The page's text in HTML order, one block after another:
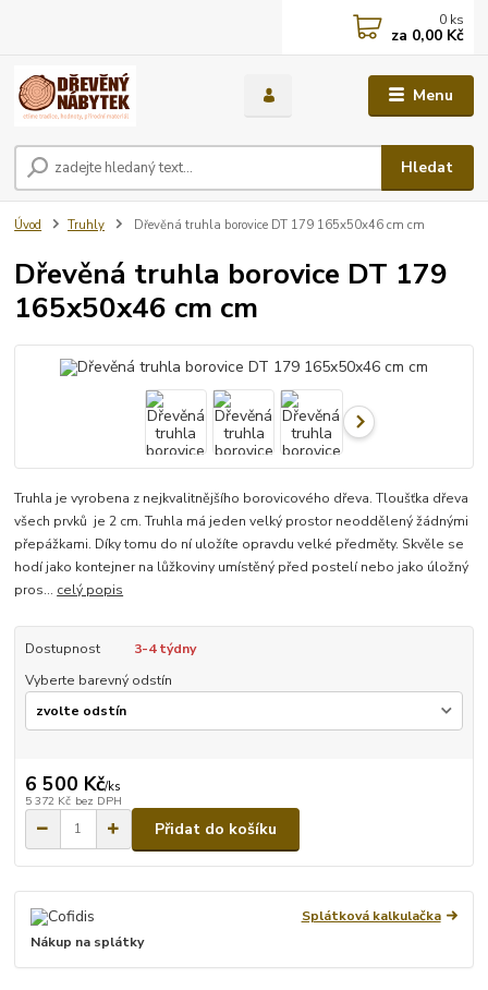
Menu
Hledat
0 ks
za 0,00 Kč
Úvod Truhly Dřevěná truhla borovice DT 179 165x50x46 cm cm
Dřevěná truhla borovice DT 179
165x50x46 cm cm
Truhla je vyrobena z nejkvalitnějšího borovicového dřeva. Tloušťka dřeva
všech prvků je 2 cm. Truhla má jeden velký prostor neoddělený žádnými
přepážkami. Díky tomu do ní uložíte opravdu velké předměty. Skvěle se
hodí jako kontejner na lůžkoviny umístěný před postelí nebo jako úložný
pros... celý popis
Dostupnost
3-4 týdny
Vyberte barevný odstín
6 500 Kč/ks
5 372 Kč bez DPH
Přidat do košíku
Splátková kalkulačka
Nákup na splátky